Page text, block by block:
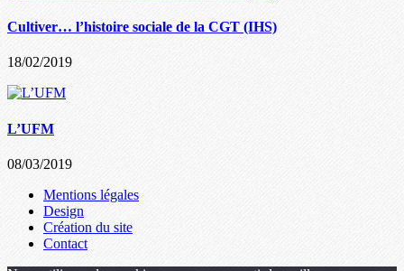
Cultiver… l’histoire sociale de la CGT (IHS)
18/02/2019
L’UFM
08/03/2019
Mentions légales
Design
Création du site
Contact